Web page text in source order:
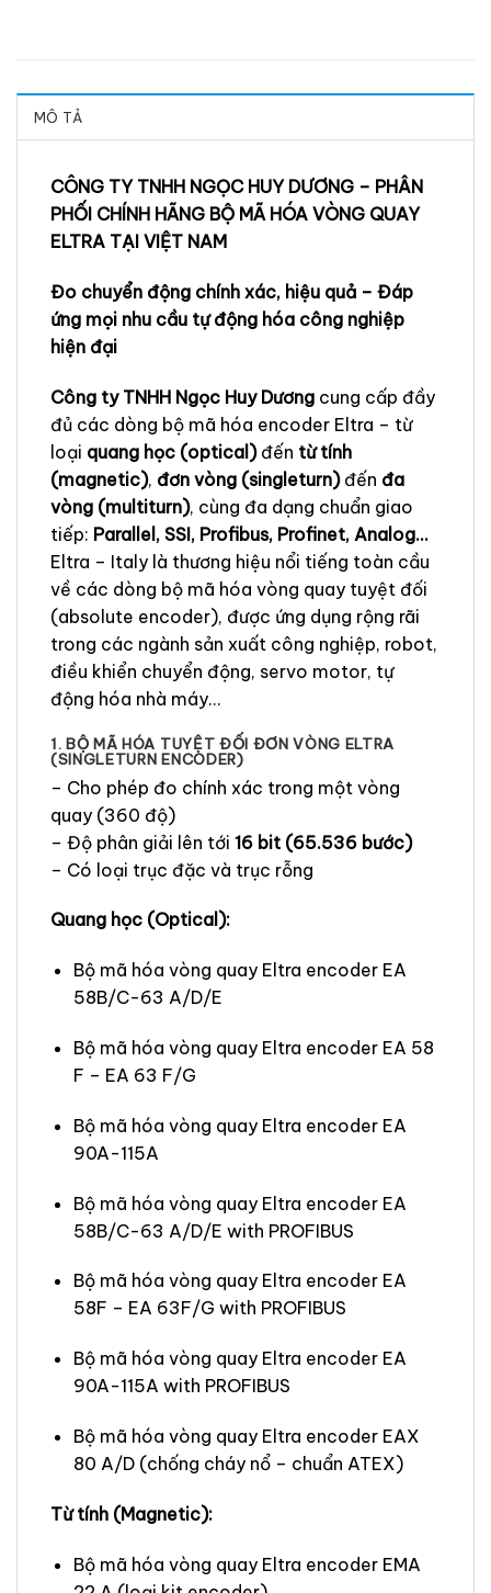
MÔ TẢ
CÔNG TY TNHH NGỌC HUY DƯƠNG – PHÂN
PHỐI CHÍNH HÃNG BỘ MÃ HÓA VÒNG QUAY
ELTRA TẠI VIỆT NAM
Đo chuyển động chính xác, hiệu quả – Đáp
ứng mọi nhu cầu tự động hóa công nghiệp
hiện đại
Công ty TNHH Ngọc Huy Dương cung cấp đầy
đủ các dòng bộ mã hóa encoder Eltra – từ
loại quang học (optical)đến từ tính
(magnetic), đơn vòng (singleturn)đến đa
vòng (multiturn), cùng đa dạng chuẩn giao
tiếp: Parallel, SSI, Profibus, Profinet, Analog…
Eltra – Italy là thương hiệu nổi tiếng toàn cầu
về các dòng bộ mã hóa vòng quay tuyệt đối
(absolute encoder), được ứng dụng rộng rãi
trong các ngành sản xuất công nghiệp, robot,
điều khiển chuyển động, servo motor, tự
động hóa nhà máy…
1. BỘ MÃ HÓA TUYỆT ĐỐI ĐƠN VÒNG ELTRA
(SINGLETURN ENCODER)
– Cho phép đo chính xác trong một vòng
quay (360 độ)
– Độ phân giải lên tới 16 bit (65.536 bước)
– Có loại trục đặc và trục rỗng
Quang học (Optical):
Bộ mã hóa vòng quay Eltra encoder EA
58B/C-63 A/D/E
Bộ mã hóa vòng quay Eltra encoder EA 58
F – EA 63 F/G
Bộ mã hóa vòng quay Eltra encoder EA
90A-115A
Bộ mã hóa vòng quay Eltra encoder EA
58B/C-63 A/D/E with PROFIBUS
Bộ mã hóa vòng quay Eltra encoder EA
58F – EA 63F/G with PROFIBUS
Bộ mã hóa vòng quay Eltra encoder EA
90A-115A with PROFIBUS
Bộ mã hóa vòng quay Eltra encoder EAX
80 A/D (chống cháy nổ – chuẩn ATEX)
Từ tính (Magnetic):
Bộ mã hóa vòng quay Eltra encoder EMA